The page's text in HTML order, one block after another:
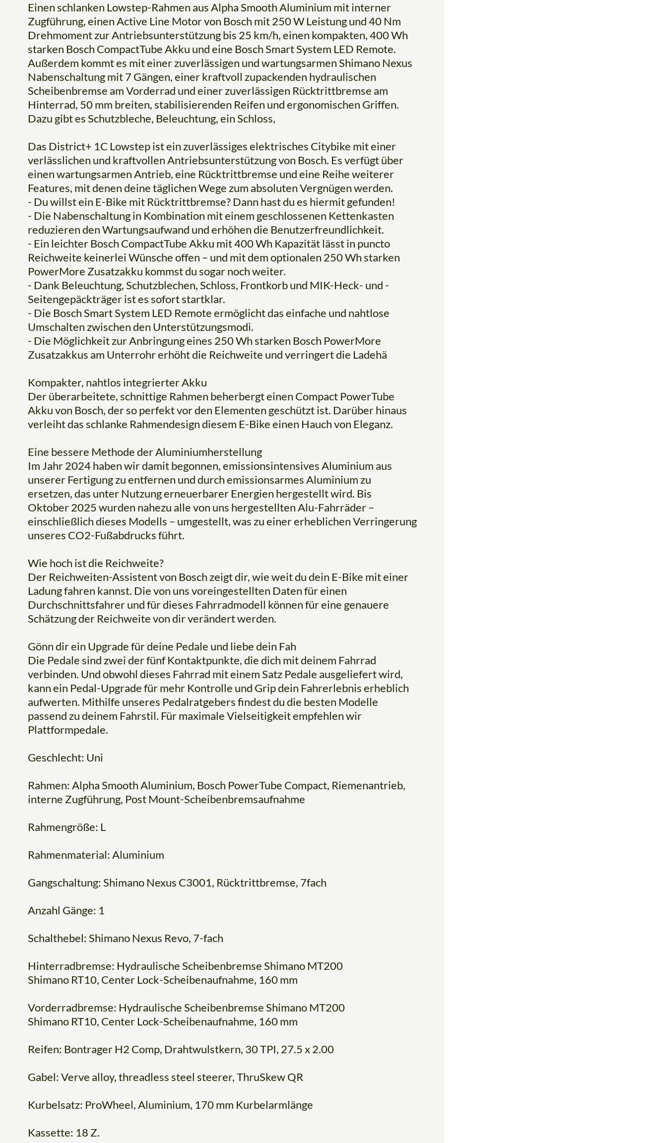
Einen schlanken Lowstep-Rahmen aus Alpha Smooth Aluminium mit interner
Zugführung, einen Active Line Motor von Bosch mit 250 W Leistung und 40 Nm
Drehmoment zur Antriebsunterstützung bis 25 km/h, einen kompakten, 400 Wh
starken Bosch CompactTube Akku und eine Bosch Smart System LED Remote.
Außerdem kommt es mit einer zuverlässigen und wartungsarmen Shimano Nexus
Nabenschaltung mit 7 Gängen, einer kraftvoll zupackenden hydraulischen
Scheibenbremse am Vorderrad und einer zuverlässigen Rücktrittbremse am
Hinterrad, 50 mm breiten, stabilisierenden Reifen und ergonomischen Griffen.
Dazu gibt es Schutzbleche, Beleuchtung, ein Schloss,
Das District+ 1C Lowstep ist ein zuverlässiges elektrisches Citybike mit einer
verlässlichen und kraftvollen Antriebsunterstützung von Bosch. Es verfügt über
einen wartungsarmen Antrieb, eine Rücktrittbremse und eine Reihe weiterer
Features, mit denen deine täglichen Wege zum absoluten Vergnügen werden.
- Du willst ein E-Bike mit Rücktrittbremse? Dann hast du es hiermit gefunden!
- Die Nabenschaltung in Kombination mit einem geschlossenen Kettenkasten
reduzieren den Wartungsaufwand und erhöhen die Benutzerfreundlichkeit.
- Ein leichter Bosch CompactTube Akku mit 400 Wh Kapazität lässt in puncto
Reichweite keinerlei Wünsche offen – und mit dem optionalen 250 Wh starken
PowerMore Zusatzakku kommst du sogar noch weiter.
- Dank Beleuchtung, Schutzblechen, Schloss, Frontkorb und MIK-Heck- und -
Seitengepäckträger ist es sofort startklar.
- Die Bosch Smart System LED Remote ermöglicht das einfache und nahtlose
Umschalten zwischen den Unterstützungsmodi.
- Die Möglichkeit zur Anbringung eines 250 Wh starken Bosch PowerMore
Zusatzakkus am Unterrohr erhöht die Reichweite und verringert die Ladehä
Kompakter, nahtlos integrierter Akku
Der überarbeitete, schnittige Rahmen beherbergt einen Compact PowerTube
Akku von Bosch, der so perfekt vor den Elementen geschützt ist. Darüber hinaus
verleiht das schlanke Rahmendesign diesem E-Bike einen Hauch von Eleganz.
Eine bessere Methode der Aluminiumherstellung
Im Jahr 2024 haben wir damit begonnen, emissionsintensives Aluminium aus
unserer Fertigung zu entfernen und durch emissionsarmes Aluminium zu
ersetzen, das unter Nutzung erneuerbarer Energien hergestellt wird. Bis
Oktober 2025 wurden nahezu alle von uns hergestellten Alu-Fahrräder –
einschließlich dieses Modells – umgestellt, was zu einer erheblichen Verringerung
unseres CO2-Fußabdrucks führt.
Wie hoch ist die Reichweite?
Der Reichweiten-Assistent von Bosch zeigt dir, wie weit du dein E-Bike mit einer
Ladung fahren kannst. Die von uns voreingestellten Daten für einen
Durchschnittsfahrer und für dieses Fahrradmodell können für eine genauere
Schätzung der Reichweite von dir verändert werden.
Gönn dir ein Upgrade für deine Pedale und liebe dein Fah
Die Pedale sind zwei der fünf Kontaktpunkte, die dich mit deinem Fahrrad
verbinden. Und obwohl dieses Fahrrad mit einem Satz Pedale ausgeliefert wird,
kann ein Pedal-Upgrade für mehr Kontrolle und Grip dein Fahrerlebnis erheblich
aufwerten. Mithilfe unseres Pedalratgebers findest du die besten Modelle
passend zu deinem Fahrstil. Für maximale Vielseitigkeit empfehlen wir
Plattformpedale.
Geschlecht: Uni
Rahmen: Alpha Smooth Aluminium, Bosch PowerTube Compact, Riemenantrieb,
interne Zugführung, Post Mount-Scheibenbremsaufnahme
Rahmengröße: L
Rahmenmaterial: Aluminium
Gangschaltung: Shimano Nexus C3001, Rücktrittbremse, 7fach
Anzahl Gänge: 1
Schalthebel: Shimano Nexus Revo, 7-fach
Hinterradbremse: Hydraulische Scheibenbremse Shimano MT200
Shimano RT10, Center Lock-Scheibenaufnahme, 160 mm
Vorderradbremse: Hydraulische Scheibenbremse Shimano MT200
Shimano RT10, Center Lock-Scheibenaufnahme, 160 mm
Reifen: Bontrager H2 Comp, Drahtwulstkern, 30 TPI, 27.5 x 2.00
Gabel: Verve alloy, threadless steel steerer, ThruSkew QR
Kurbelsatz: ProWheel, Aluminium, 170 mm Kurbelarmlänge
Kassette: 18 Z.